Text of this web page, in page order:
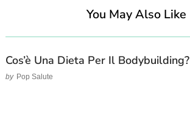
You May Also Like
Cos’è Una Dieta Per Il Bodybuilding?
by Pop Salute